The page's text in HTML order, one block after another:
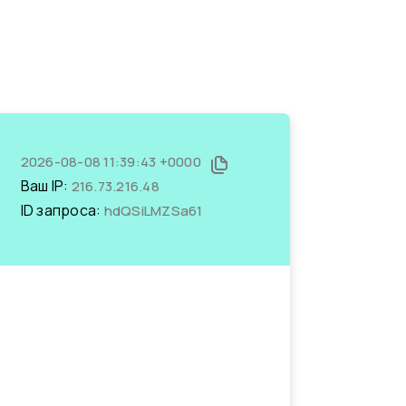
2026-08-08 11:39:43 +0000
Ваш IP: 216.73.216.48
ID запроса: hdQSiLMZSa61